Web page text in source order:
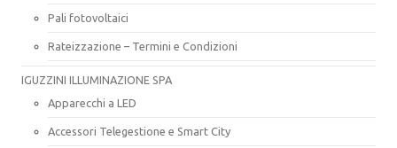
Pali fotovoltaici
Rateizzazione – Termini e Condizioni
IGUZZINI ILLUMINAZIONE SPA
Apparecchi a LED
Accessori Telegestione e Smart City